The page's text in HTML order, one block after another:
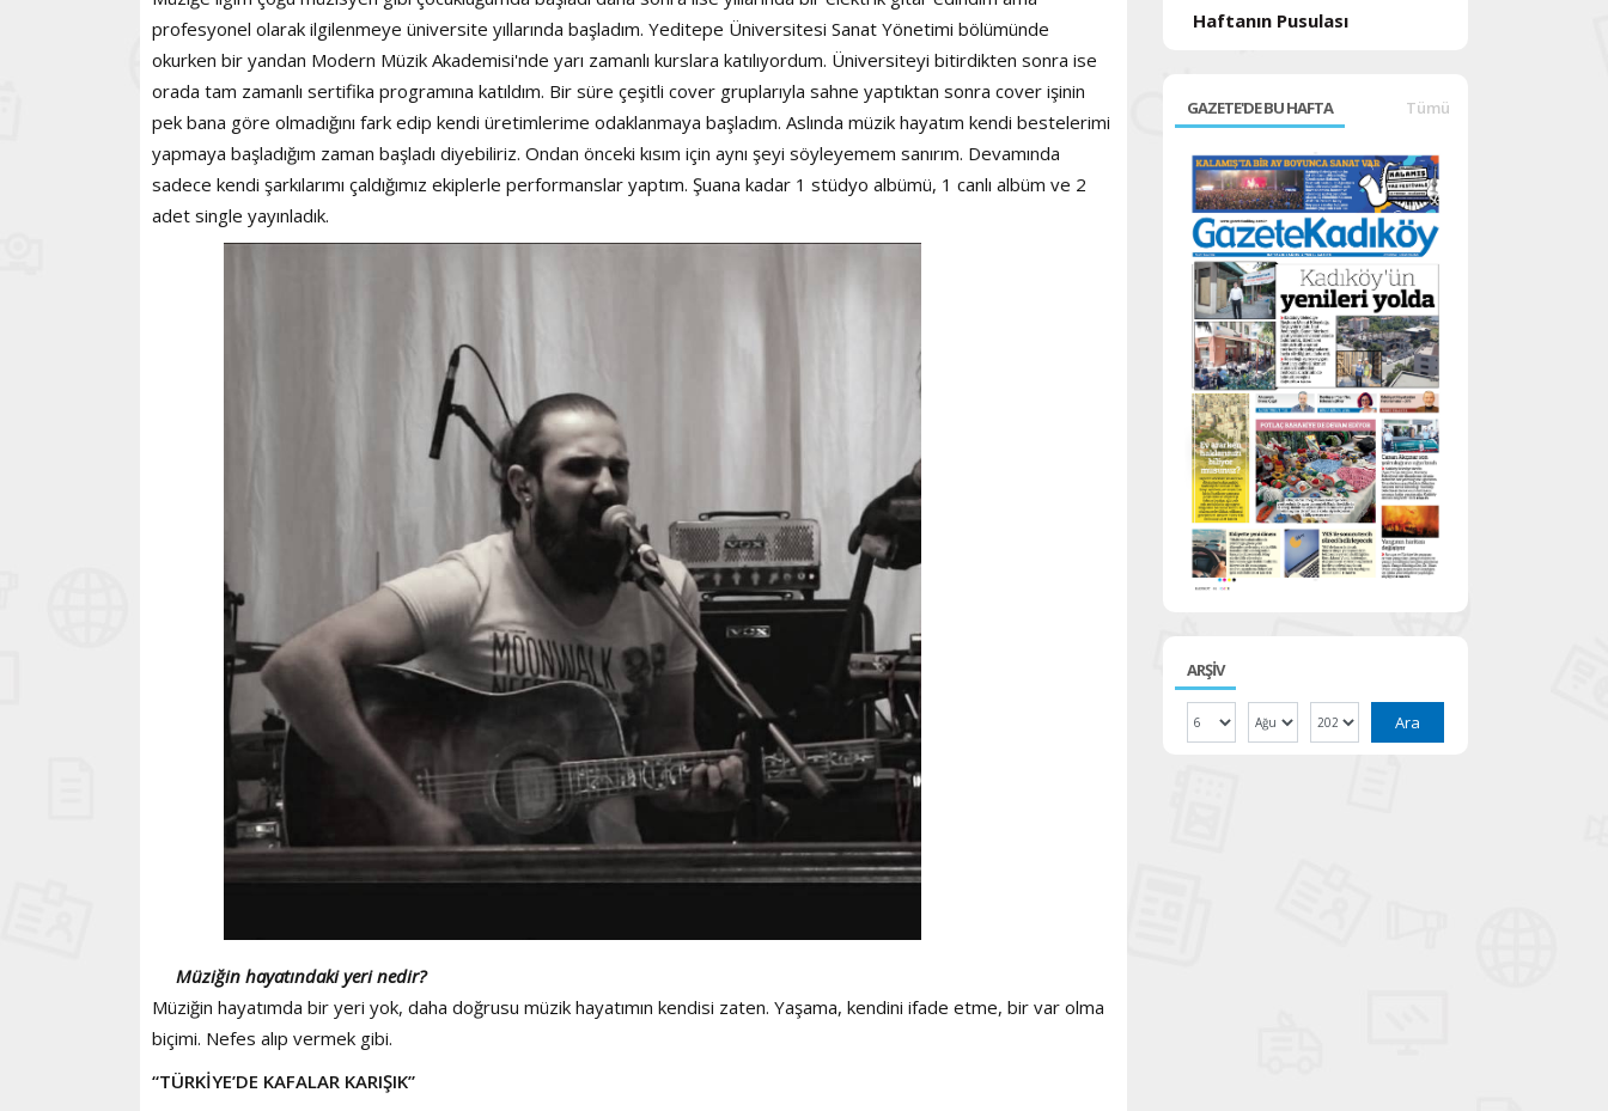
profesyonel olarak ilgilenmeye üniversite yıllarında başladım. Yeditepe Üniversitesi Sanat Yönetimi bölümünde
okurken bir yandan Modern Müzik Akademisi'nde yarı zamanlı kurslara katılıyordum. Üniversiteyi bitirdikten sonra ise
orada tam zamanlı sertifika programına katıldım. Bir süre çeşitli cover gruplarıyla sahne yaptıktan sonra cover işinin
pek bana göre olmadığını fark edip kendi üretimlerime odaklanmaya başladım. Aslında müzik hayatım kendi bestelerimi
yapmaya başladığım zaman başladı diyebiliriz. Ondan önceki kısım için aynı şeyi söyleyemem sanırım. Devamında
sadece kendi şarkılarımı çaldığımız ekiplerle performanslar yaptım. Şuana kadar 1 stüdyo albümü, 1 canlı albüm ve 2
adet single yayınladık.
Müziğin hayatındaki yeri nedir?
Müziğin hayatımda bir yeri yok, daha doğrusu müzik hayatımın kendisi zaten. Yaşama, kendini ifade etme, bir var olma
biçimi. Nefes alıp vermek gibi.
“TÜRKİYE’DE KAFALAR KARIŞIK”
Haftanın Pusulası
GAZETE'DE BU HAFTA Tümü
ARŞİV
Ara